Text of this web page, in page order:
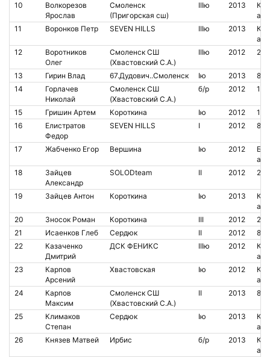
10
Волкорезов
Ярослав
Смоленск
(Пригорская сш)
IIIю 2013
11
Воронков Петр SEVEN HILLS IIIю 2013
12
Воротников
Олег
Смоленск СШ
(Хвастовский С.А.)
IIIю 2012
13 Гирин Влад 67.Дудович..Смоленск Iю 2013
14
Горлачев
Николай
Смоленск СШ
(Хвастовский С.А.)
б/р 2012
15 Гришин Артем Короткина Iю 2012
16
Елистратов
Федор
SEVEN HILLS I 2012
17 Жабченко Егор Вершина Iю 2012
18
Зайцев
Александр
SOLODteam II 2012
19 Зайцев Антон Короткина Iю 2013
20
Зносок Роман Короткина III 2012
21
Исаенков Глеб Сердюк II 2012
22
Казаченко
Дмитрий
ДСК ФЕНИКС IIIю 2012
23
Карпов
Арсений
Хвастовская Iю 2012
24
Карпов
Максим
Смоленск СШ
(Хвастовский С.А.)
II 2013
25
Климаков
Степан
Сердюк Iю 2013
26
Князев Матвей Ирбис б/р 2013